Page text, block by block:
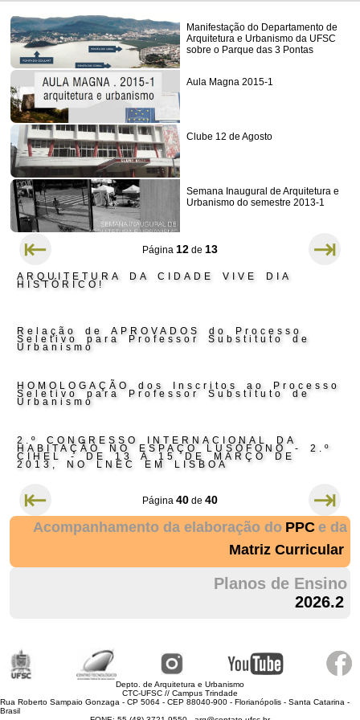
Manifestação do Departamento de
Arquitetura e Urbanismo da UFSC
sobre o Parque das 3 Pontas
Aula Magna 2015-1
Clube 12 de Agosto
Semana Inaugural de Arquitetura e
Urbanismo do semestre 2013-1
⇤ Página 12 de 13 ⇥
ARQUITETURA DA CIDADE VIVE DIA
HISTÓRICO!
Relação de APROVADOS do Processo
Seletivo para Professor Substituto de
Urbanismo
HOMOLOGAÇÃO dos Inscritos ao Processo
Seletivo para Professor Substituto de
Urbanismo
2.º CONGRESSO INTERNACIONAL DA
HABITAÇÃO NO ESPAÇO LUSÓFONO - 2.º
CIHEL - DE 13 A 15 DE MARÇO DE
2013, NO LNEC EM LISBOA
⇤ Página 40 de 40 ⇥
Acompanhamento da elaboração do PPC e da
Matriz Curricular
Planos de Ensino
2026.2
Depto. de Arquitetura e Urbanismo
CTC-UFSC // Campus Trindade
Rua Roberto Sampaio Gonzaga - CP 5064 - CEP 88040-900 - Florianópolis - Santa Catarina -
Brasil